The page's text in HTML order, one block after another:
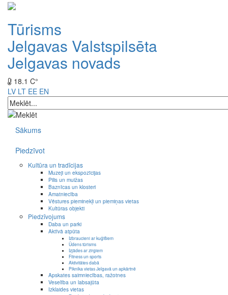
Tūrisms
Jelgavas Valstspilsēta
Jelgavas novads
18.1 C°
LV LT EE EN
Sākums
Piedzīvot
Kultūra un tradīcijas
Muzeji un ekspozīcijas
Pilis un muižas
Baznīcas un klosteri
Amatniecība
Vēstures pieminekļi un piemiņas vietas
Kultūras objekti
Piedzīvojums
Daba un parki
Aktīvā atpūta
Izbraucieni ar kuģīšiem
Ūdens tūrisms
Izjādes ar zirgiem
Fitness un sports
Aktivitātes dabā
Piknika vietas Jelgavā un apkārtnē
Apskates saimniecības, ražotnes
Veselība un labsajūta
Izklaides vietas